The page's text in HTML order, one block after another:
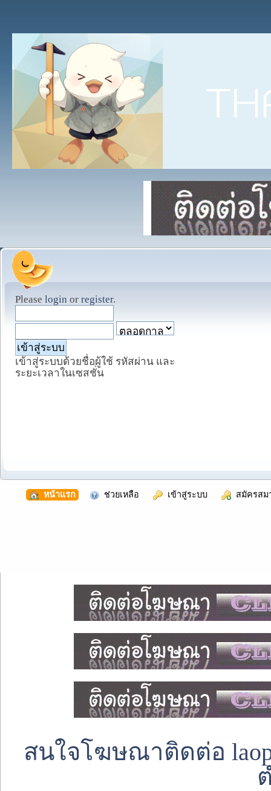
Please login or register.
เข้าสู่ระบบด้วยชื่อผู้ใช้ รหัสผ่าน และ
ระยะเวลาในเซสชั่น
หน้าแรก ช่วยเหลือ เข้าสู่ระบบ สมัครสม
สนใจโฆษณาติดต่อ